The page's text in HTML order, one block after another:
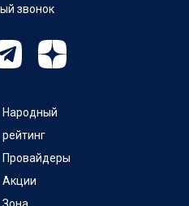
звонок
Народный
рейтинг
Провайдеры
Акции